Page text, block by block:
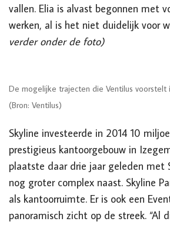
vallen. Elia is alvast begonnen met
werken, al is het niet duidelijk voor
verder onder de foto)
De mogelijke trajecten die Ventilus voorstelt
(Bron: Ventilus)
Skyline investeerde in 2014 10
prestigieus kantoorgebouw in
plaatste daar drie jaar geleden met
nog groter complex naast. Skyline
als kantoorruimte. Er is ook een
panoramisch zicht op de streek. “Al